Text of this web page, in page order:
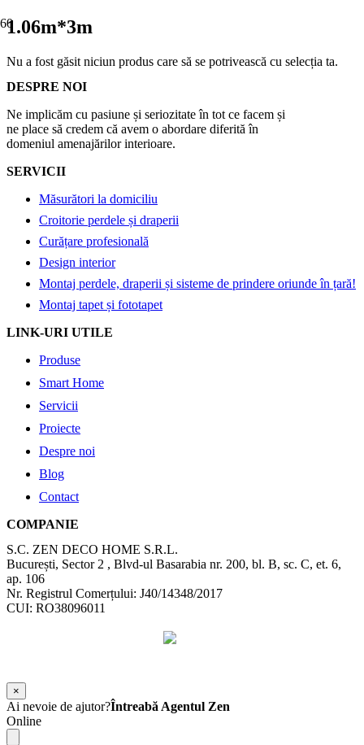
1.06m*3m
Nu a fost găsit niciun produs care să se potrivească cu selecția ta.
DESPRE NOI
Ne implicăm cu pasiune și seriozitate în tot ce facem și
ne place să credem că avem o abordare diferită în
domeniul amenajărilor interioare.
SERVICII
Măsurători la domiciliu
Croitorie perdele și draperii
Curățare profesională
Design interior
Montaj perdele, draperii și sisteme de prindere oriunde în țară!
Montaj tapet și fototapet
LINK-URI UTILE
Produse
Smart Home
Servicii
Proiecte
Despre noi
Blog
Contact
COMPANIE
S.C. ZEN DECO HOME S.R.L.
București, Sector 2 , Blvd-ul Basarabia nr. 200, bl. B, sc. C, et. 6,
ap. 106
Nr. Registrul Comerțului: J40/14348/2017
CUI: RO38096011
×
Ai nevoie de ajutor?Întreabă Agentul Zen
Online